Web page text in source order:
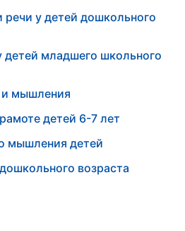
у детей дошкольного
младшего школьного
и мышления
детей 6-7 лет
мышления детей
возраста